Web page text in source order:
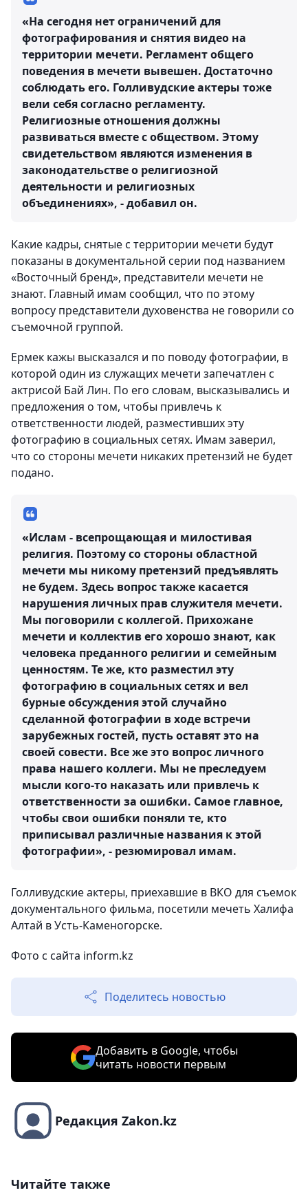
«На сегодня нет ограничений для
фотографирования и снятия видео на
территории мечети. Регламент общего
поведения в мечети вывешен. Достаточно
соблюдать его. Голливудские актеры тоже
вели себя согласно регламенту.
Религиозные отношения должны
развиваться вместе с обществом. Этому
свидетельством являются изменения в
законодательстве о религиозной
деятельности и религиозных
объединениях», - добавил он.
Какие кадры, снятые с территории мечети будут
показаны в документальной серии под названием
«Восточный бренд», представители мечети не
знают. Главный имам сообщил, что по этому
вопросу представители духовенства не говорили со
съемочной группой.
Ермек кажы высказался и по поводу фотографии, в
которой один из служащих мечети запечатлен с
актрисой Бай Лин. По его словам, высказывались и
предложения о том, чтобы привлечь к
ответственности людей, разместивших эту
фотографию в социальных сетях. Имам заверил,
что со стороны мечети никаких претензий не будет
подано.
«Ислам - всепрощающая и милостивая
религия. Поэтому со стороны областной
мечети мы никому претензий предъявлять
не будем. Здесь вопрос также касается
нарушения личных прав служителя мечети.
Мы поговорили с коллегой. Прихожане
мечети и коллектив его хорошо знают, как
человека преданного религии и семейным
ценностям. Те же, кто разместил эту
фотографию в социальных сетях и вел
бурные обсуждения этой случайно
сделанной фотографии в ходе встречи
зарубежных гостей, пусть оставят это на
своей совести. Все же это вопрос личного
права нашего коллеги. Мы не преследуем
мысли кого-то наказать или привлечь к
ответственности за ошибки. Самое главное,
чтобы свои ошибки поняли те, кто
приписывал различные названия к этой
фотографии», - резюмировал имам.
Голливудские актеры, приехавшие в ВКО для съемок
документального фильма, посетили мечеть Халифа
Алтай в Усть-Каменогорске.
Фото с сайта inform.kz
Поделитесь новостью
Добавить в Google, чтобы
читать новости первым
Редакция Zakon.kz
Читайте также